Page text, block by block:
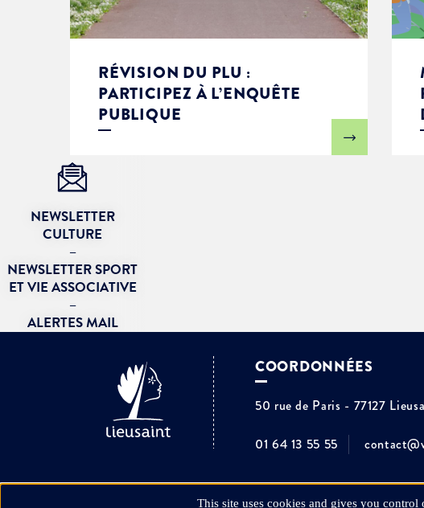
RÉVISION DU PLU :
PARTICIPEZ À L’ENQUÊTE
PUBLIQUE
NEWSLETTER
CULTURE
–
NEWSLETTER SPORT
ET VIE ASSOCIATIVE
–
ALERTES MAIL
COORDONNÉES
50 rue de Paris - 77127
01 64 13 55 55
This site uses cookies and gives you